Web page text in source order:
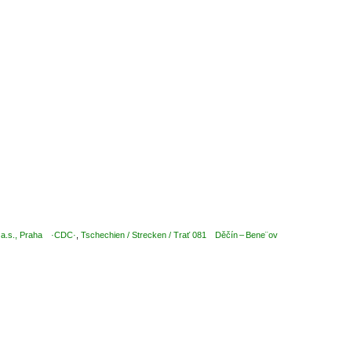
Praha ·CDC· Tschechien / Strecken / Trať 081 Děčín – Bene¨ov